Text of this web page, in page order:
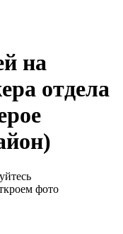
на
отдела
фото